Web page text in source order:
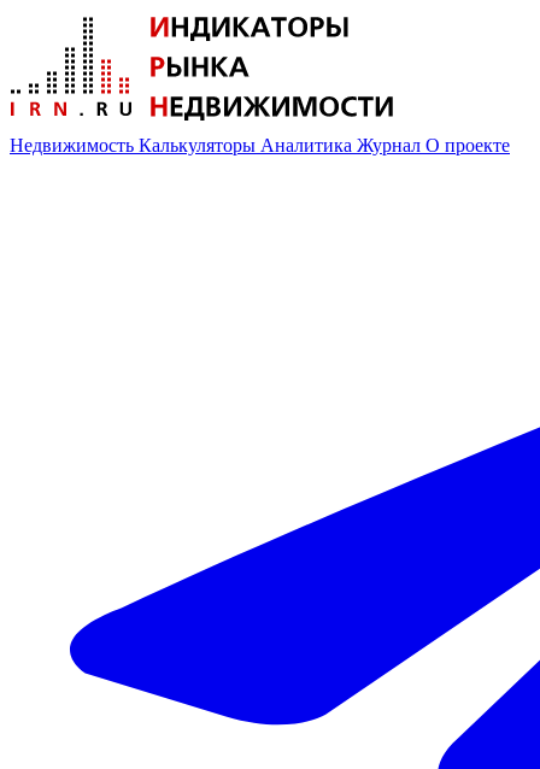
Недвижимость Калькуляторы Аналитика Журнал О проекте